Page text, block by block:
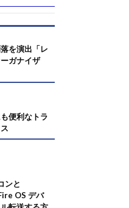
を演出「レ
ガナイザ
便利なトラ
ンと
OS デバ